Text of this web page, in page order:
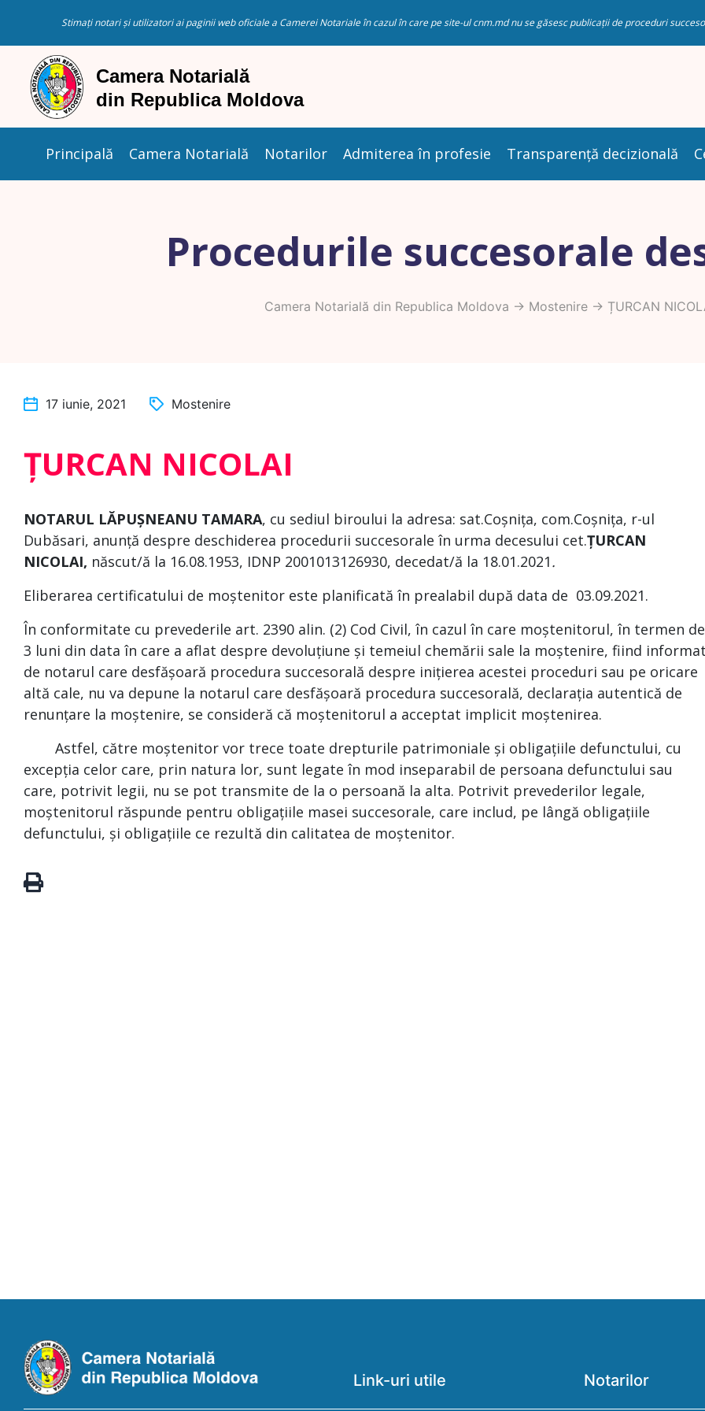
Stimați notari și utilizatori ai paginii web oficiale a Camerei Notariale în cazul în care pe site-ul cnm.md nu se găsesc publicații de proceduri
Principală Camera Notarială Notarilor Admiterea în profesie Transparență decizională
Procedurile succesorale
Camera Notarială din Republica Moldova -> Mostenire-> ȚURCAN
17 iunie, 2021 Mostenire
ȚURCAN NICOLAI
NOTARUL LĂPUȘNEANU TAMARA, cu sediul biroului la adresa: sat.Coșnița, com.Coșnița, r-ul
Dubăsari, anunță despre deschiderea procedurii succesorale în urma decesului cet.ȚURCAN
NICOLAI, născut/ă la 16.08.1953, IDNP 2001013126930, decedat/ă la 18.01.2021.
Eliberarea certificatului de moștenitor este planificată în prealabil după data de 03.09.2021.
În conformitate cu prevederile art. 2390 alin. (2) Cod Civil, în cazul în care moștenitorul, în termen de
3 luni din data în care a aflat despre devoluțiune și temeiul chemării sale la moștenire, fiind informat
de notarul care desfășoară procedura succesorală despre inițierea acestei proceduri sau pe oricare
altă cale, nu va depune la notarul care desfășoară procedura succesorală, declarația autentică de
renunțare la moștenire, se consideră că moștenitorul a acceptat implicit moștenirea.
Astfel, către moștenitor vor trece toate drepturile patrimoniale și obligațiile defunctului, cu
excepția celor care, prin natura lor, sunt legate în mod inseparabil de persoana defunctului sau
care, potrivit legii, nu se pot transmite de la o persoană la alta. Potrivit prevederilor legale,
moștenitorul răspunde pentru obligațiile masei succesorale, care includ, pe lângă obligațiile
defunctului, și obligațiile ce rezultă din calitatea de moștenitor.
Link-uri utile Notarilor